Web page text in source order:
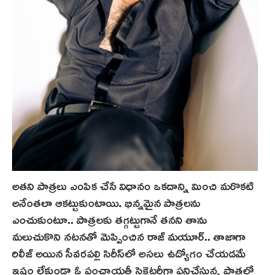
అతని పాత్రలు ఎంపిక చేసే విధానం ఒకదాన్ని మించి మరొకటి
అనేంతలా ఆకట్టుకుంటాయి. భిన్నమైన పాత్రలను
ఎంచుకుంటూ.. పాత్రలకు తగ్గట్టుగానే తనని తాను
మలుచుకొని నటనతో మెప్పించిన రాజ్ మయూర్.. తాజాగా
రిలీజ్ అయిన సీవరపల్లి సిరీస్‌లో అసలు ఉద్యోగం చేయడమే
ఇష్టం లేకుండా ఓ పంచాయతీ సెక్రెటరీగా పనిచేస్తున్న పాత్రలో